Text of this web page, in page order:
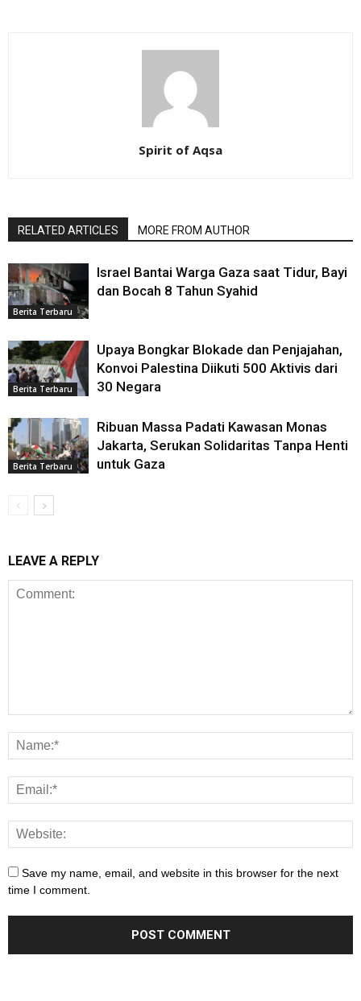
Spirit of Aqsa
RELATED ARTICLES MORE FROM AUTHOR
Berita Terbaru
Israel Bantai Warga Gaza saat Tidur, Bayi
dan Bocah 8 Tahun Syahid
Berita Terbaru
Upaya Bongkar Blokade dan Penjajahan,
Konvoi Palestina Diikuti 500 Aktivis dari
30 Negara
Berita Terbaru
Ribuan Massa Padati Kawasan Monas
Jakarta, Serukan Solidaritas Tanpa Henti
untuk Gaza
LEAVE A REPLY
Save my name, email, and website in this browser for the next
time I comment.